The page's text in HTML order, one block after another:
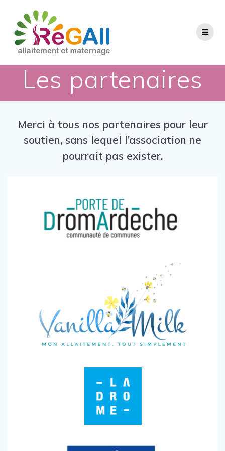
Les partenaires
Merci à tous nos partenaires pour leur
soutien, sans lequel l’association ne
pourrait pas exister.